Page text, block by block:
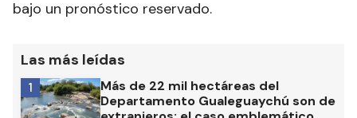
bajo un pronóstico reservado.
Las más leídas
Más de 22 mil hectáreas del
Departamento Gualeguaychú son de
1